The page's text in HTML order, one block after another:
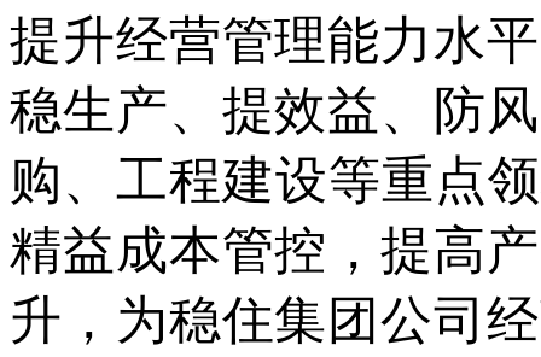
提升经营管理能力水
稳生产、提效益、防
购、工程建设等重点
精益成本管控，提高
升，为稳住集团公司